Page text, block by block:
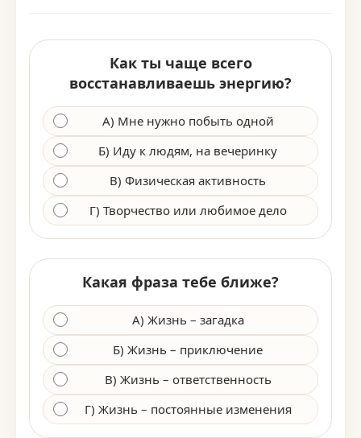
Как ты чаще всего
восстанавливаешь энергию?
А) Мне нужно побыть одной
Б) Иду к людям, на вечеринку
В) Физическая активность
Г) Творчество или любимое дело
Какая фраза тебе ближе?
А) Жизнь – загадка
Б) Жизнь – приключение
В) Жизнь – ответственность
Г) Жизнь – постоянные изменения